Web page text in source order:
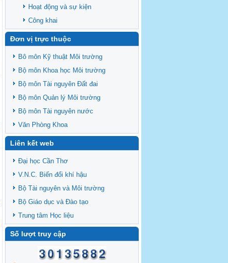
Hoạt động và sự kiện
Công khai
Đơn vị trực thuộc
Bô môn Kỹ thuật Môi trường
Bộ môn Khoa học Môi trường
Bộ môn Tài nguyên Đất đai
Bộ môn Quản lý Môi trường
Bộ môn Tài nguyên nước
Văn Phòng Khoa
Liên kết web
Đại học Cần Thơ
V.N.C. Biến đổi khí hậu
Bộ Tài nguyên và Môi trường
Bộ Giáo dục và Đào tạo
Trung tâm Học liệu
Số lượt truy cập